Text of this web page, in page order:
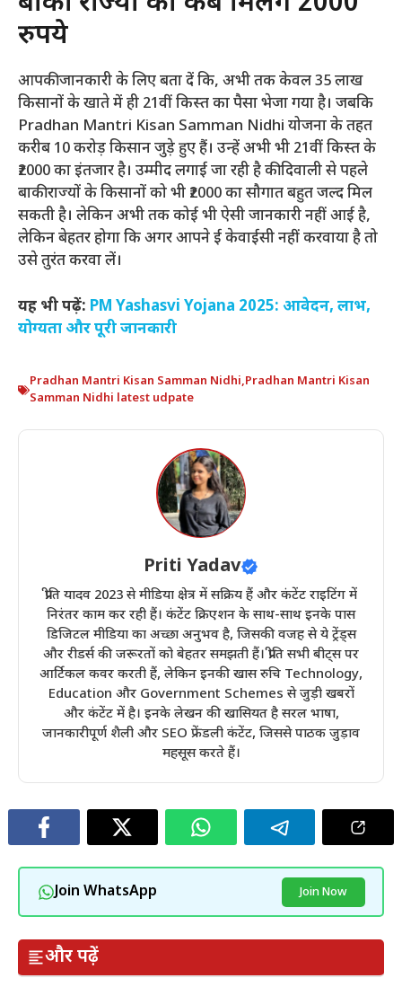
रुपये
आपकी जानकारी के लिए बता दें कि, अभी तक केवल 35 लाख
किसानों के खाते में ही 21वीं किस्त का पैसा भेजा गया है। जबकि
Pradhan Mantri Kisan Samman Nidhi योजना के तहत
करीब 10 करोड़ किसान जुड़े हुए हैं। उन्हें अभी भी 21वीं किस्त के
₹2000 का इंतजार है। उम्मीद लगाई जा रही है की दिवाली से पहले
बाकी राज्यों के किसानों को भी ₹2000 का सौगात बहुत जल्द मिल
सकती है। लेकिन अभी तक कोई भी ऐसी जानकारी नहीं आई है,
लेकिन बेहतर होगा कि अगर आपने ई केवाईसी नहीं करवाया है तो
उसे तुरंत करवा लें।
यह भी पढ़ें: PM Yashasvi Yojana 2025: आवेदन, लाभ,
योग्यता और पूरी जानकारी
Pradhan Mantri Kisan Samman Nidhi,Pradhan Mantri Kisan
Samman Nidhi latest udpate
Priti Yadav
प्रीति यादव 2023 से मीडिया क्षेत्र में सक्रिय हैं और कंटेंट राइटिंग में
निरंतर काम कर रही हैं। कंटेंट क्रिएशन के साथ-साथ इनके पास
डिजिटल मीडिया का अच्छा अनुभव है, जिसकी वजह से ये ट्रेंड्स
और रीडर्स की जरूरतों को बेहतर समझती हैं। प्रीति सभी बीट्स पर
आर्टिकल कवर करती हैं, लेकिन इनकी खास रुचि Technology,
Education और Government Schemes से जुड़ी खबरों
और कंटेंट में है। इनके लेखन की खासियत है सरल भाषा,
जानकारीपूर्ण शैली और SEO फ्रेंडली कंटेंट, जिससे पाठक जुड़ाव
महसूस करते हैं।
Join WhatsApp Join Now
और पढ़ें